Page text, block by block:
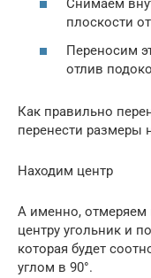
Снимаем
плоскости
Переносим
отлив
Как правильно
перенести размеры
Находим центр
А именно, отмеряем
центру угольник и
которая будет
углом в 90°.